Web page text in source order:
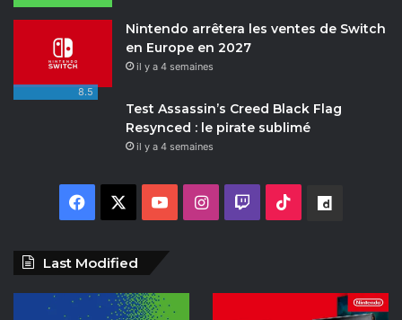
Nintendo arrêtera les ventes de Switch
en Europe en 2027
il y a 4 semaines
8.5
Test Assassin’s Creed Black Flag
Resynced : le pirate sublimé
il y a 4 semaines
c
T
I
Last Modified